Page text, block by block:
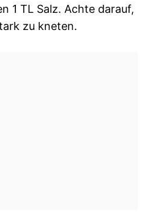
1 TL Salz. Achte darauf,
zu kneten.